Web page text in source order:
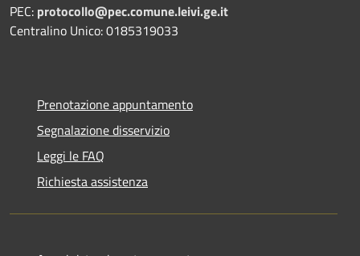
PEC: protocollo@pec.comune.leivi.ge.it
Centralino Unico: 0185319033
Prenotazione appuntamento
Segnalazione disservizio
Leggi le FAQ
Richiesta assistenza